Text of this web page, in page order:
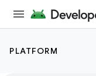
PLATFORM